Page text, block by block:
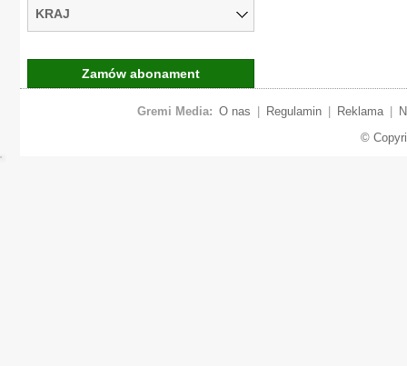
KRAJ
Zamów abonament
Gremi Media: O nas Regulamin Reklama
©